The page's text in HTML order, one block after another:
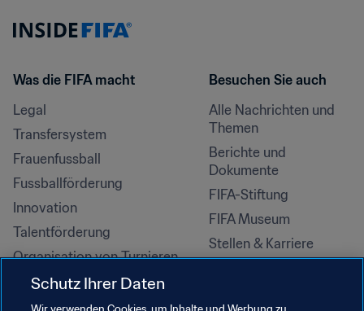
Was die FIFA macht
Legal
Transfersystem
Frauenfussball
Fussballförderung
Innovation
Talentförderung
Organisation von Turnieren
Nachhaltigkeit
Menschenrechte und
Besuchen Sie auch
Alle Nachrichten und
Themen
Berichte und
Dokumente
FIFA-Stiftung
FIFA Museum
Stellen & Karriere
Schutz Ihrer Daten